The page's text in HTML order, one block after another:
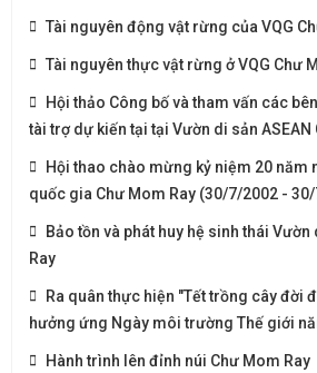
Tài nguyên động vật rừng của VQG
Tài nguyên thực vật rừng ở VQG Chư
Hội thảo Công bố và tham vấn các
tài trợ dự kiến tại tại Vườn di sản ASEAN
Hội thao chào mừng kỷ niệm 20 năm
quốc gia Chư Mom Ray (30/7/2002 -
Bảo tồn và phát huy hệ sinh thái
Ray
Ra quân thực hiện "Tết trồng cây đời
hưởng ứng Ngày môi trường Thế giới
Hành trình lên đỉnh núi Chư Mom Ray